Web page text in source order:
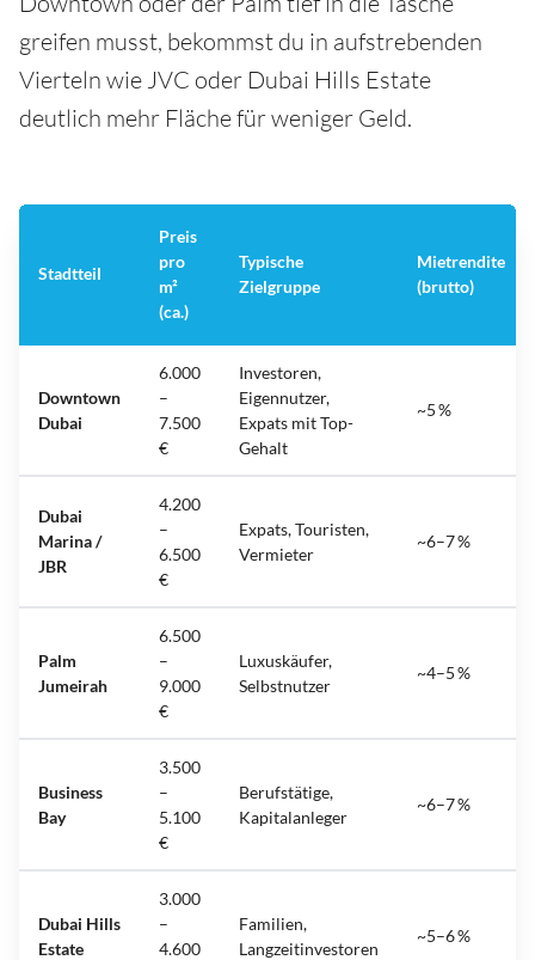
greifen musst, bekommst du in aufstrebenden
Vierteln wie JVC oder Dubai Hills Estate
deutlich mehr Fläche für weniger Geld.
Stadtteil
Preis
pro
m²
(ca.)
Typische
Zielgruppe
Mietrendite
(brutto)
Downtown
Dubai
6.000
–
7.500
€
Investoren,
Eigennutzer,
Expats mit Top-
Gehalt
~5 %
Dubai
Marina /
JBR
4.200
–
6.500
€
Expats, Touristen,
Vermieter
~6–7 %
Palm
Jumeirah
6.500
–
9.000
€
Luxuskäufer,
Selbstnutzer
~4–5 %
Business
Bay
3.500
–
5.100
€
Berufstätige,
Kapitalanleger
~6–7 %
Dubai Hills
Estate
3.000
–
4.600
Familien,
Langzeitinvestoren
~5–6 %